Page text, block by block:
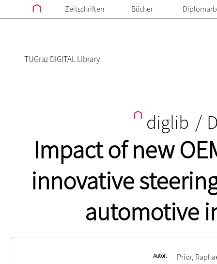
Zeitschriften Bücher
TUGraz DIGITAL Library
diglib /
Impact of new
innovative
automotive
Autor Prior,